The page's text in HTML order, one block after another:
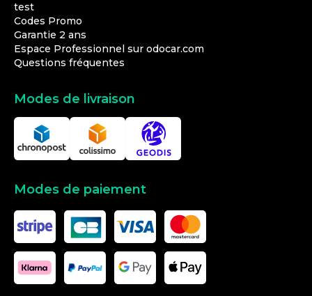
test
Codes Promo
Garantie 2 ans
Espace Professionnel sur odocar.com
Questions fréquentes
Modes de livraison
Modes de paiement